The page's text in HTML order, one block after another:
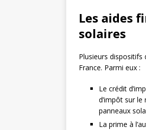
Les aides
solaires
Plusieurs dispositifs
France. Parmi eux :
Le crédit
d’impôt sur le
panneaux
La prime à